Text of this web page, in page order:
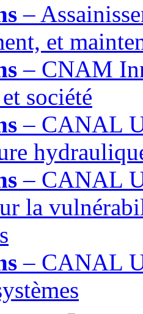
–
et
– CNAM
société
– CANAL
– CANAL
la
– CANAL